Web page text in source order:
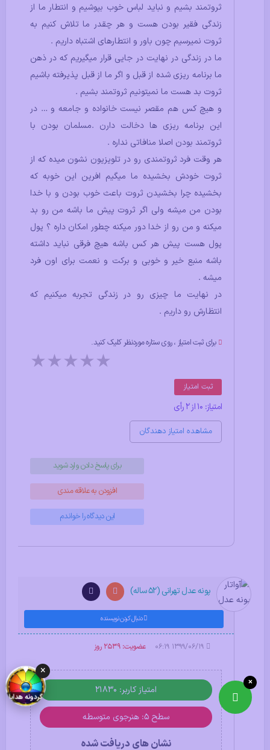
ثروتمند بشیم و نباید لباس خوب بپوشیم و انتطار ما از
زندگی فقیر بودن هست و هر چقدر ما تلاش کنیم به
ثروت نمیرسیم چون باور و انتطارهای اشتباه داریم .
ما در زندگی در نهایت در جایی قرار میگیریم که در ذهن
ما برنامه ریزی شده از قبل و اگر ما از قبل پذیرفته باشیم
ثروت بد هست ما نمیتونیم ثروتمند بشیم .
و هیچ کس هم مقصر نیست خانواده و جامعه و … در
این برنامه ریزی ها دخالت دارن .مسلمان بودن با
ثروتمند بودن اصلا منافاتی نداره .
هر وقت فرد ثروتمندی رو در تلویزیون نشون میده که از
ثروت خودش بخشیده ما میگیم افرین این خوبه که
بخشیده چرا بخشیدن ثروت باعث خوب بودن و با خدا
بودن من میشه ولی اگر ثروت پیش ما باشه من رو بد
میکنه و من رو از خدا دور میکنه چطور امکان داره ؟ پول
پول هست پیش هر کس باشه هیچ فرقی نباید داشته
باشه منبع خیر و خوبی و برکت و نعمت برای اون فرد
میشه .
در نهایت ما چیزی رو در زندگی تجربه میکنیم که
انتظارش رو داریم .
برای ثبت امتیاز ، روی ستاره موردنظر کلیک کنید.
★★★★★
ثبت امتیاز
امتیاز: 10 از 2 رأی
مشاهده امتیاز دهندگان
برای پاسخ دادن وارد شوید
افزودن به علاقه مندی
این دیدگاه را خواندم
پونه عدل تهرانی (52 ساله)
دنبال کردن نویسنده
عضویت: 2539 روز
امتیاز کاربر: 21830
سطح ۵: هنرجوی متوسطه
نشان های دریافت شده
×
×
گردونه هدایا